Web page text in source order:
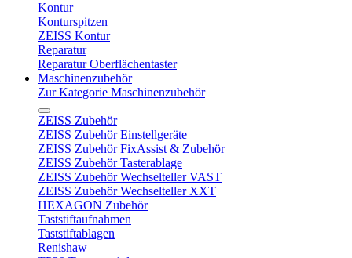
Kontur
Konturspitzen
ZEISS Kontur
Reparatur
Reparatur Oberflächentaster
Maschinenzubehör
Zur Kategorie Maschinenzubehör
ZEISS Zubehör
ZEISS Zubehör Einstellgeräte
ZEISS Zubehör FixAssist & Zubehör
ZEISS Zubehör Tasterablage
ZEISS Zubehör Wechselteller VAST
ZEISS Zubehör Wechselteller XXT
HEXAGON Zubehör
Taststiftaufnahmen
Taststiftablagen
Renishaw